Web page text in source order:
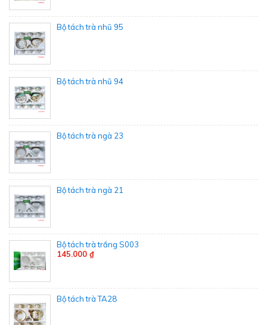
Bộ tách trà nhũ 95
Bộ tách trà nhũ 94
Bộ tách trà ngà 23
Bộ tách trà ngà 21
Bộ tách trà trắng S003
145.000 ₫
Bộ tách trà TA28